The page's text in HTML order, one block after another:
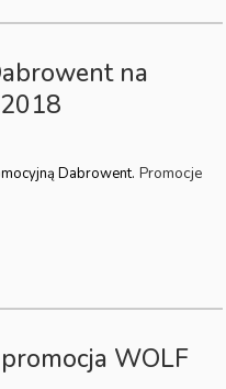
na
Dabrowent. Promocje
WOLF